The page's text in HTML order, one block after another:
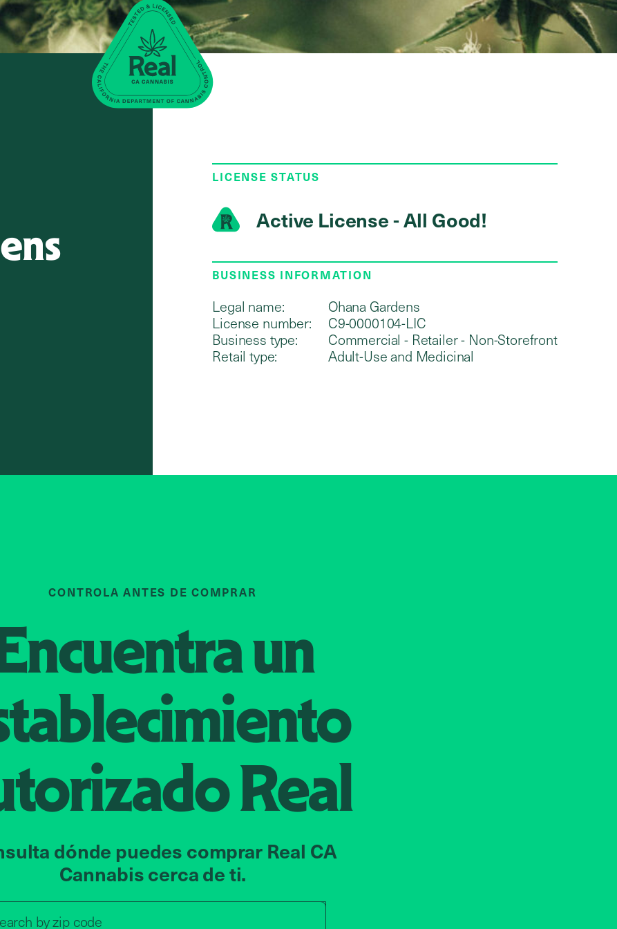
LICENSE STATUS
Active License - All Good!
BUSINESS INFORMATION
Legal name:
Ohana Gardens
License number:
C9-0000104-LIC
Business type:
Commercial - Retailer - Non-Storefront
Retail type:
Adult-Use and Medicinal
CONTROLA ANTES DE COMPRAR
un
Real
dónde puedes comprar Real CA
Cannabis cerca de ti.
byzip code
Search by zip code, address, or store name